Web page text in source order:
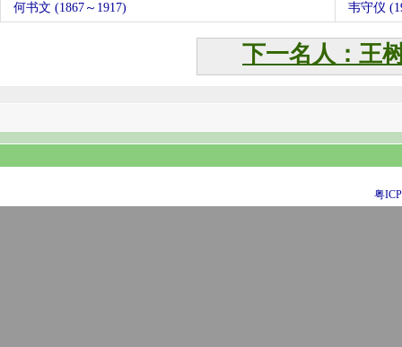
何书文 (1867～1917) 韦守仪
下一名人：王
粤